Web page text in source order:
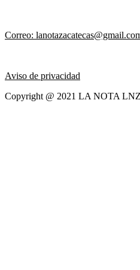
Correo:
Aviso de privacidad
Copyright @ 2021 LA NOTA